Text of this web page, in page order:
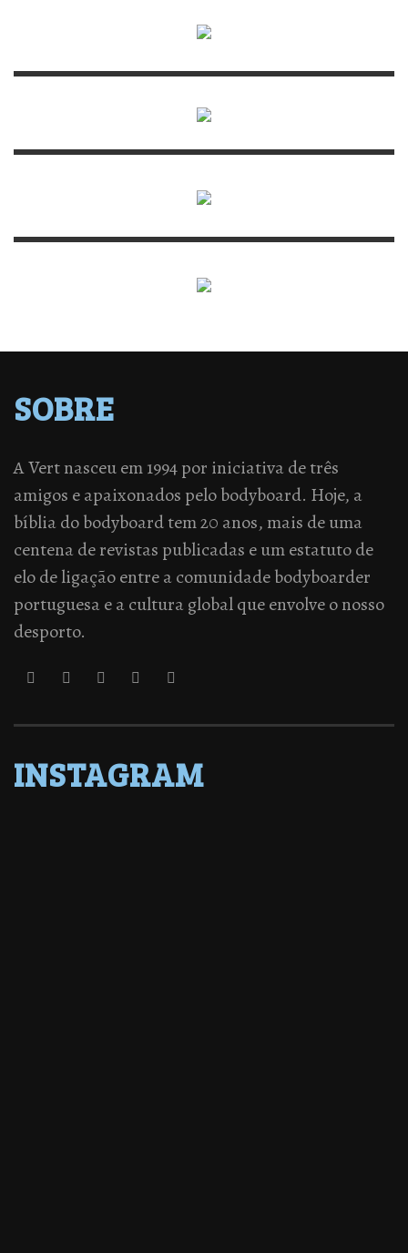
SOBRE
A Vert nasceu em 1994 por iniciativa de três
amigos e apaixonados pelo bodyboard. Hoje, a
bíblia do bodyboard tem 20 anos, mais de uma
centena de revistas publicadas e um estatuto de
elo de ligação entre a comunidade bodyboarder
portuguesa e a cultura global que envolve o nosso
desporto.
INSTAGRAM